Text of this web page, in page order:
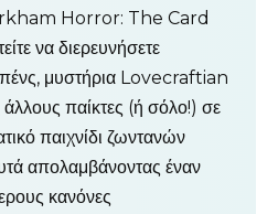
Horror: The Card
να διερευνήσετε
μυστήρια Lovecraftian
άλλους παίκτες (ή σόλο!) σε
παιχνίδι ζωντανών
απολαμβάνοντας έναν
κανόνες